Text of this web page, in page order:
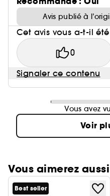
Avis publié à
Cet avis vous a-t-il
0
Signaler ce contenu
Vous avez
Voir
Vous aimerez aussi
Best seller